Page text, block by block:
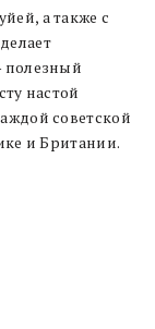
а также с
полезный
настой
советской
и Британии.